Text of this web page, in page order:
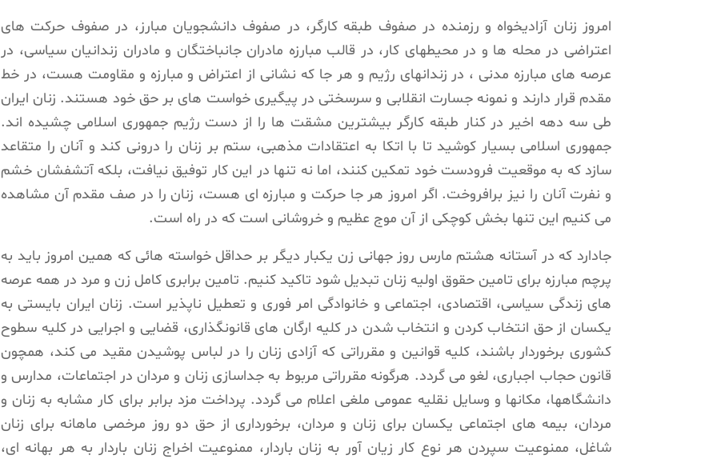
امروز زنان آزادیخواه و رزمنده در صفوف طبقه كارگر، در صفوف دانشجویان مبارز، در صفوف حركت های
اعتراضی در محله ها و در محیطهای کار، در قالب مبارزه مادران جانباختگان و مادران زندانیان سیاسی، در
عرصه های مبارزه مدنی ، در زندانهای رژیم و هر جا که نشانی از اعتراض و مبارزه و مقاومت هست، در خط
مقدم قرار دارند و نمونه جسارت انقلابی و سرسختی در پیگیری خواست های بر حق خود هستند. زنان ایران
طی سه دهه اخیر در کنار طبقه کارگر بیشترین مشقت ها را از دست رژیم جمهوری اسلامی چشیده اند.
جمهوری اسلامی بسیار کوشید تا با اتکا به اعتقادات مذهبی، ستم بر زنان را درونی کند و آنان را متقاعد
سازد که به موقعیت فرودست خود تمکین کنند، اما نه تنها در این کار توفیق نیافت، بلکه آتشفشان خشم
و نفرت آنان را نیز برافروخت. اگر امروز هر جا حرکت و مبارزه ای هست، زنان را در صف مقدم آن مشاهده
می کنیم این تنها بخش کوچکی از آن موج عظیم و خروشانی است که در راه است.
جادارد که در آستانه هشتم مارس روز جهانی زن یکبار دیگر بر حداقل خواسته هائی که همین امروز باید به
پرچم مبارزه برای تامین حقوق اولیه زنان تبدیل شود تاکید کنیم. تامین برابری کامل زن و مرد در همه عرصه
های زندگی سیاسی، اقتصادی، اجتماعی و خانوادگی امر فوری و تعطیل ناپذیر است. زنان ایران بایستی به
یکسان از حق انتخاب کردن و انتخاب شدن در کلیه ارگان های قانونگذاری، قضایی و اجرایی در کلیه سطوح
کشوری برخوردار باشند، کلیه قوانین و مقرراتی که آزادی زنان را در لباس پوشیدن مقید می کند، همچون
قانون حجاب اجباری، لغو می گردد. هرگونه مقرراتی مربوط به جداسازی زنان و مردان در اجتماعات، مدارس و
دانشگاهها، مکانها و وسایل نقلیه عمومی ملغی اعلام می گردد. پرداخت مزد برابر برای کار مشابه به زنان و
مردان، بیمه های اجتماعی یکسان برای زنان و مردان، برخورداری از حق دو روز مرخصی ماهانه برای زنان
شاغل، ممنوعیت سپردن هر نوع کار زیان آور به زنان باردار، ممنوعیت اخراج زنان باردار به هر بهانه ای،